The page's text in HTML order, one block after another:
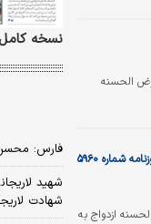
الحسنه
شماره ۵۹۶۰
تعداد ۷۴۲هزار فقره تسهیلات قرض‌الحسنه ازدواج به
نسخه کامل
فارس:
شهید
شهادت